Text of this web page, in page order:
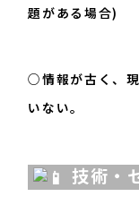
題がある場合)
○情報が古く、
いない。
技術・